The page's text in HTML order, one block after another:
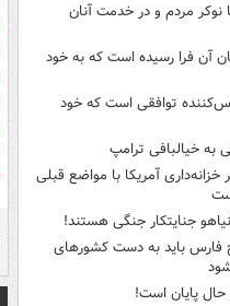
نوکر مردم و در خدمت آنان
آن فرا رسیده است که به خود
توافقی است که خود
به خیالبافی ترامپ
خزانه‌داری آمریکا با مواضع قبلی
جنایتکار جنگی هستند!
فارس باید به دست کشورهای
حال پایان است!